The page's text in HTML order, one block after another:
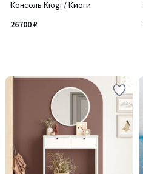
Консоль Kiogi / Киоги
26700 ₽